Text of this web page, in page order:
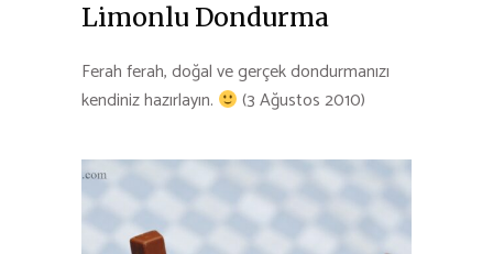
Limonlu Dondurma
Ferah ferah, doğal ve gerçek dondurmanızı
kendiniz hazırlayın.
(3 Ağustos 2010)